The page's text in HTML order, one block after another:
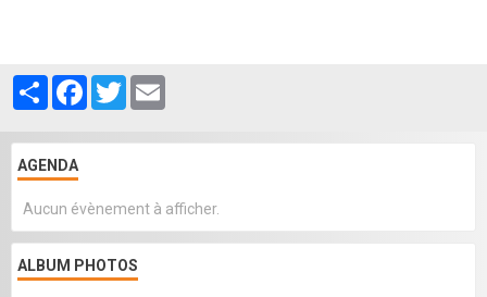
PartagerFacebook
Twitter
AGENDA
Aucun évènement à afficher.
ALBUM PHOTOS